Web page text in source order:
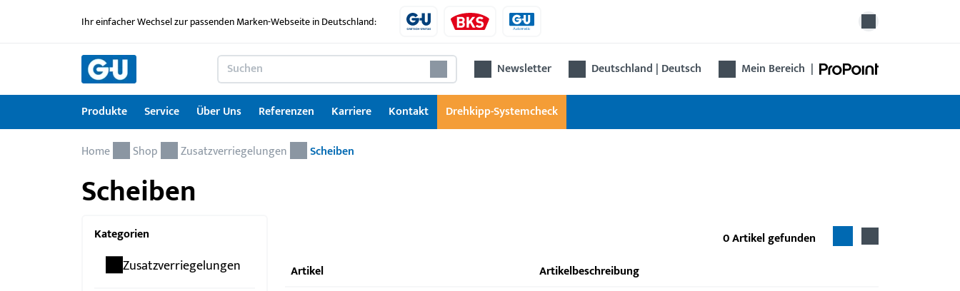
Ihr einfacher Wechsel zur passenden Marken-Webseite in Deutschland:
Newsletter Deutschland | Deutsch Mein Bereich |
Produkte
Produkte
Fenstertechnik
Türschwellen
Montagematerial
Service
Service
Serviceleistungen im Überblick
GU Lizenzierungen
Downloadportal
Über Uns
Über Uns
News
Referenzen
Referenzen
Karriere
Karriere
Arbeitgebermarke
Jobportal
Kontakt
Kontakt
Kontaktformular
Drehkipp-Systemcheck
Drehkipp-Systemcheck
Home Shop Zusatzverriegelungen Scheiben
Scheiben
Kategorien
Zusatzverriegelungen
Artikel gefunden
Artikel
Artikelbeschreibung